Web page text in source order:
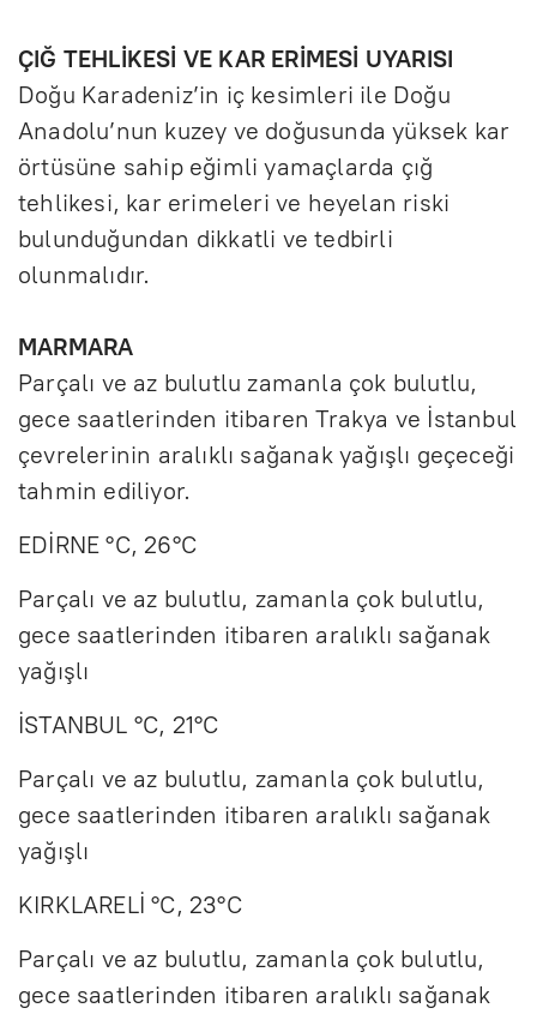
ÇIĞ TEHLİKESİ VE KAR ERİMESİ UYARISI
Doğu Karadeniz’in iç kesimleri ile Doğu
Anadolu’nun kuzey ve doğusunda yüksek kar
örtüsüne sahip eğimli yamaçlarda çığ
tehlikesi, kar erimeleri ve heyelan riski
bulunduğundan dikkatli ve tedbirli
olunmalıdır.
MARMARA
Parçalı ve az bulutlu zamanla çok bulutlu,
gece saatlerinden itibaren Trakya ve İstanbul
çevrelerinin aralıklı sağanak yağışlı geçeceği
tahmin ediliyor.
EDİRNE °C, 26°C
Parçalı ve az bulutlu, zamanla çok bulutlu,
gece saatlerinden itibaren aralıklı sağanak
yağışlı
İSTANBUL °C, 21°C
Parçalı ve az bulutlu, zamanla çok bulutlu,
gece saatlerinden itibaren aralıklı sağanak
yağışlı
KIRKLARELİ °C, 23°C
Parçalı ve az bulutlu, zamanla çok bulutlu,
gece saatlerinden itibaren aralıklı sağanak